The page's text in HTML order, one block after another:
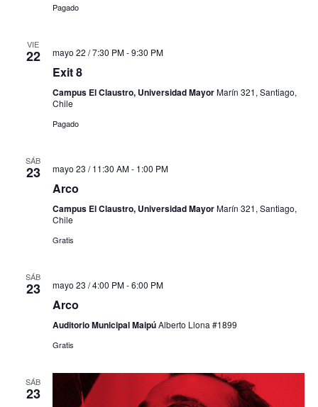
Pagado
VIE
22 mayo 22 / 7:30 PM-9:30 PM
Exit 8
Campus El Claustro, Universidad MayorMarín 321, Santiago,
Chile
Pagado
SÁB
23 mayo 23 / 11:30 AM- 1:00 PM
Arco
Campus El Claustro, Universidad MayorMarín 321, Santiago,
Chile
Gratis
SÁB
23 mayo 23 / 4:00 PM-6:00 PM
Arco
Auditorio Municipal MaipúAlberto Llona #1899
Gratis
SÁB
23